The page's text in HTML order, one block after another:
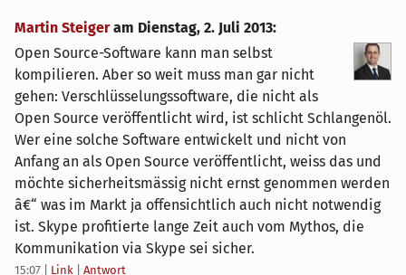
Martin Steigeram Dienstag, 2. Juli 2013:
Open Source-Software kann man selbst
kompilieren. Aber so weit muss man gar nicht
gehen: Verschlüsselungssoftware, die nicht als
Open Source veröffentlicht wird, ist schlicht Schlangenöl.
Wer eine solche Software entwickelt und nicht von
Anfang an als Open Source veröffentlicht, weiss das und
möchte sicherheitsmässig nicht ernst genommen werden
â€“ was im Markt ja offensichtlich auch nicht notwendig
ist. Skype profitierte lange Zeit auch vom Mythos, die
Kommunikation via Skype sei sicher.
15:07 Link Antwort